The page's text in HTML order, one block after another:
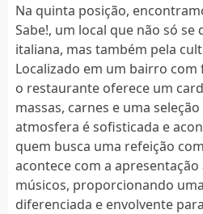
Na quinta posição,
Sabe!, um local que não só se
italiana, mas também pela
Localizado em um bairro
o restaurante oferece um
massas, carnes e uma
atmosfera é sofisticada e
quem busca uma refeição
acontece com a apresentação
músicos, proporcionando
diferenciada e envolvente